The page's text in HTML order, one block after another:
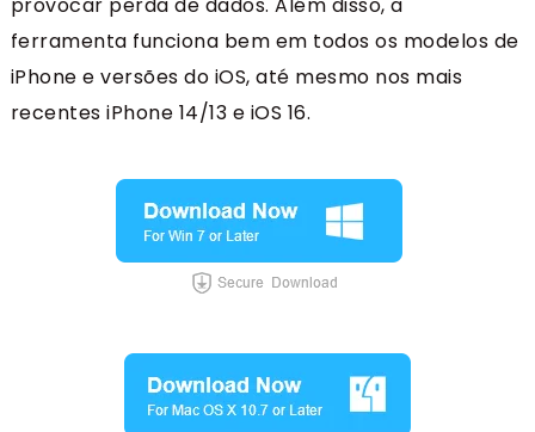
ferramenta funciona bem em todos os modelos de
iPhone e versões do iOS, até mesmo nos mais
recentes iPhone 14/13 e iOS 16.